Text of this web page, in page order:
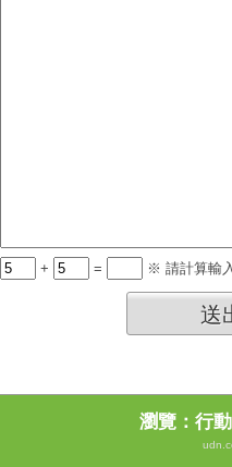
+ = ※ 請計算輸
送
瀏覽： 行